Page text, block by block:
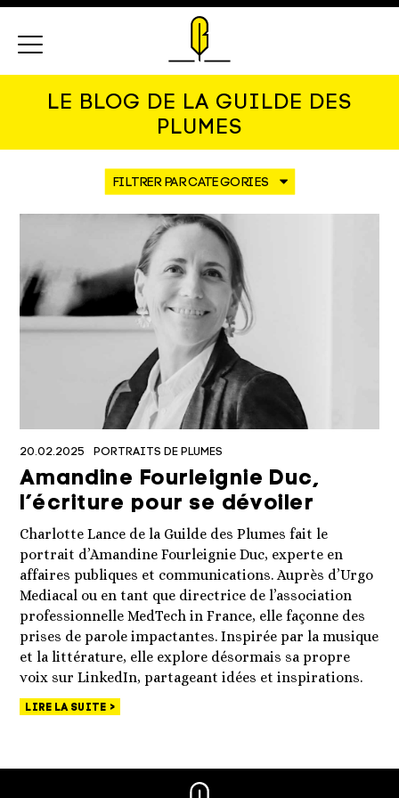
LE BLOG DE LA GUILDE DES
PLUMES
20.02.2025 PORTRAITS DE PLUMES
Amandine Fourleignie Duc,
l’écriture pour se dévoiler
Charlotte Lance de la Guilde des Plumes fait le
portrait d’Amandine Fourleignie Duc, experte en
affaires publiques et communications. Auprès d’Urgo
Mediacal ou en tant que directrice de l’association
professionnelle MedTech in France, elle façonne des
prises de parole impactantes. Inspirée par la musique
et la littérature, elle explore désormais sa propre
voix sur LinkedIn, partageant idées et inspirations.
LIRE LA SUITE